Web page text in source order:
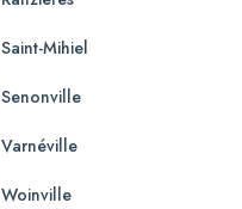
Saint-Mihiel
Senonville
Varnéville
Woinville